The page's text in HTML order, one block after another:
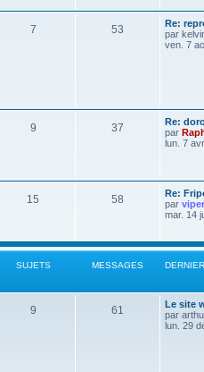
7 53
Re:
par
ven. 7
9 37
Re:
par
lun. 7
15 58
Re:
par
mar. 14
SUJETS MESSAGES
9 61
Le site
par
lun. 29